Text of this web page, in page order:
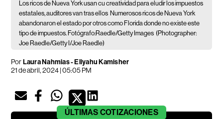
Los ricos de Nueva York usan cu creatividad para eludir los impuestos
estatales, auditores van tras ellos Numerosos ricos de Nueva York
abandonaron el estado por otros como Florida donde no existe este
tipo de impuestos. Fotógrafo:Raedle/Getty Images (Photographer:
Joe Raedle/Getty I/Joe Raedle)
PorLaura Nahmias - Eliyahu Kamisher
21 de abril, 2024 | 05:05 PM
ÚLTIMAS COTIZACIONES